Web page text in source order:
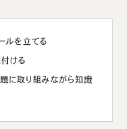
ルを立てる
ける
に取り組みながら知識